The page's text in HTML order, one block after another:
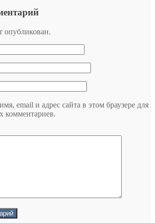
опубликован.
email и адрес сайта в этом браузере для
комментариев.